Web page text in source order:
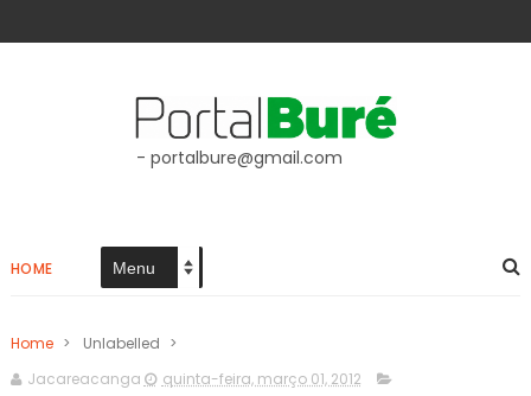
- portalbure@gmail.com
HOME
Home > Unlabelled >
Jacareacanga
quinta-feira, março 01, 2012